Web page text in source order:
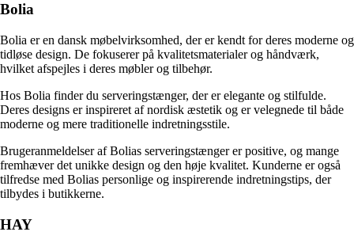
Bolia
Bolia er en dansk møbelvirksomhed, der er kendt for deres moderne og
tidløse design. De fokuserer på kvalitetsmaterialer og håndværk,
hvilket afspejles i deres møbler og tilbehør.
Hos Bolia finder du serveringstænger, der er elegante og stilfulde.
Deres designs er inspireret af nordisk æstetik og er velegnede til både
moderne og mere traditionelle indretningsstile.
Brugeranmeldelser af Bolias serveringstænger er positive, og mange
fremhæver det unikke design og den høje kvalitet. Kunderne er også
tilfredse med Bolias personlige og inspirerende indretningstips, der
tilbydes i butikkerne.
HAY